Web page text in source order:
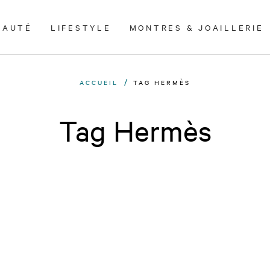
LIFESTYLE MONTRES & JOAILLERIE
ACCUEIL TAG HERMÈS
Tag Hermès